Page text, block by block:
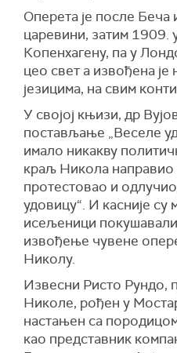
Оперета је после Беча
царевини, затим 1909.
Копенхагену, па у
цео свет а извођена
језицима, на свим
У својој књизи, др
постављање „Веселе
имало никакву
краљ Никола направио
протестовао и
удовицу“. И касније су
исељеници покушавали
извођење чувене
Николу.
Извесни Ристо Рундо,
Николе, рођен у
настањен са
као представник